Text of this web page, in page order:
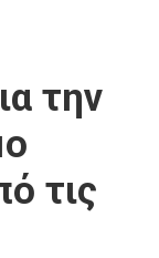
την
τις